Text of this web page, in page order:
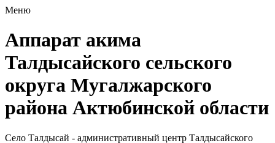
Меню
Аппарат акима
Талдысайского сельского
округа Мугалжарского
района Актюбинской области
Село Талдысай - административный центр Талдысайского